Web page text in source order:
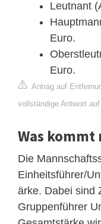
Leutnant
Euro.
Euro.
Antrag auf
vollständige Antwort
Was kommt
Die
Einheitsführer/
ärke. Dabei sind
Gruppenführer